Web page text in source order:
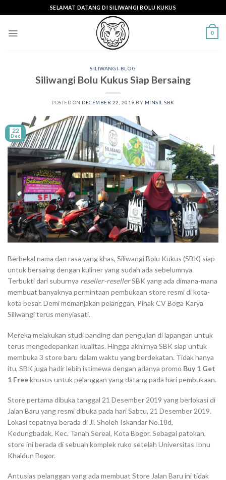
to
SELAMAT DATANG DI SILIWANGI BOLU KUKUS
0
SILIWANGI-BLOG
Siliwangi Bolu Kukus Siap Bersaing
POSTED ON DECEMBER 22, 2019 BY MINSIL SBK
22
Dec
Berbekal nama dan rasa yang khas, Siliwangi Bolu Kukus (SBK) siap
untuk bersaing dengan kuliner yang sudah ada sebelumnya.
Terbukti dari suburnya reseller-resellerSBK yang ada dimana-mana
membuat banyaknya permintaan pembukaan store resmi di kota-
kota besar. Demi memanjakan pelanggan, Pihak CV Boga Karya
Siliwangi terus menyiasati.
Mereka melakukan studi banding dan pengujian di lapangan untuk
terus mengedepankan kualitas. Hingga akhirnya SBK siap untuk
membuka 3 store baru dalam waktu yang berdekatan. Tidak hanya
itu, SBK juga hadir lebih istimewa dengan adanya promo Buy 1 Get
1 Freekhusus untuk pelanggan yang datang pada hari pembukaan.
Store pertama dibuka tanggal 21 Desember 2019 yang berlokasi di
Jalan Baru yang resmi dibuka pada hari Sabtu, 21 Desember 2019.
Lokasi tepatnya berada di Jl. Sholeh Iskandar No.18d,
Kedungbadak, Kec. Tanah Sereal, Kota Bogor. Sebagai patokan,
store ini berada di sebuah komplek ruko setelah Universitas Ibnu
Khaldun Bogor.
Antusias pelanggan yang ada membuat Store Jalan Baru ini tidak